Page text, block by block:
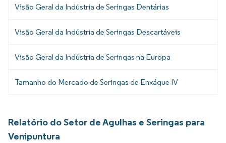
Visão Geral da Indústria de Seringas Dentárias
Visão Geral da Indústria de Seringas Descartáveis
Visão Geral da Indústria de Seringas na Europa
Tamanho do Mercado de Seringas de Enxágue IV
Relatório do Setor de Agulhas e Seringas para
Venipuntura